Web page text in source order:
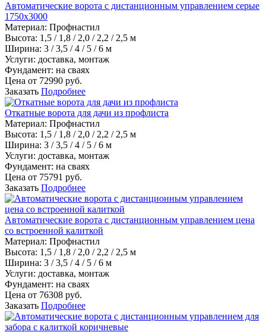
Автоматические ворота с дистанционным управлением серые
1750х3000
Материал: Профнастил
Высота: 1,5 / 1,8 / 2,0 / 2,2 / 2,5 м
Ширина: 3 / 3,5 / 4 / 5 / 6 м
Услуги: доставка, монтаж
Фундамент: на сваях
Цена от 72990 руб.
Заказать Подробнее
Откатные ворота для дачи из профлиста
Материал: Профнастил
Высота: 1,5 / 1,8 / 2,0 / 2,2 / 2,5 м
Ширина: 3 / 3,5 / 4 / 5 / 6 м
Услуги: доставка, монтаж
Фундамент: на сваях
Цена от 75791 руб.
Заказать Подробнее
Автоматические ворота с дистанционным управлением цена
со встроенной калиткой
Материал: Профнастил
Высота: 1,5 / 1,8 / 2,0 / 2,2 / 2,5 м
Ширина: 3 / 3,5 / 4 / 5 / 6 м
Услуги: доставка, монтаж
Фундамент: на сваях
Цена от 76308 руб.
Заказать Подробнее